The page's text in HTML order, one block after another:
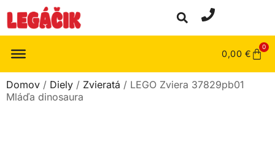
0,00 €
0
Domov / Diely / Zvieratá / LEGO Zviera 37829pb01
Mláďa dinosaura